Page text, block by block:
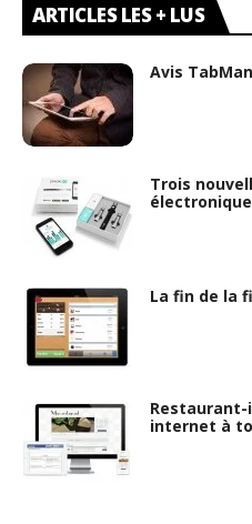
ARTICLES LES + LUS
Avis
Trois
La fin de la
internet à